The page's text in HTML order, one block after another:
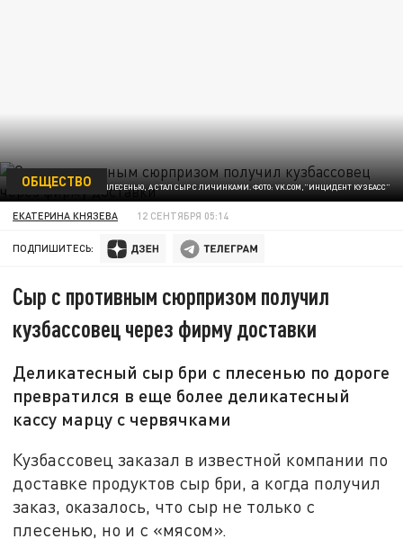
БЫЛ СЫР С ПЛЕСЕНЬЮ, А СТАЛ СЫР С ЛИЧИНКАМИ. ФОТО: VK.COM,"ИНЦИДЕНТ КУЗБАСС"
ОБЩЕСТВО
ЕКАТЕРИНА КНЯЗЕВА 12 СЕНТЯБРЯ 05:14
ПОДПИШИТЕСЬ:
Сыр с противным сюрпризом получил
кузбассовец через фирму доставки
Деликатесный сыр бри с плесенью по дороге
превратился в еще более деликатесный
кассу марцу с червячками
Кузбассовец заказал в известной компании по
доставке продуктов сыр бри, а когда получил
заказ, оказалось, что сыр не только с
плесенью, но и с «мясом».